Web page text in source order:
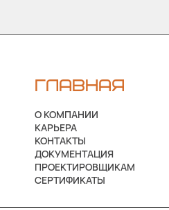
ГЛАВНАЯ
О КОМПАНИИ
КАРЬЕРА
КОНТАКТЫ
ДОКУМЕНТАЦИЯ
ПРОЕКТИРОВЩИКАМ
СЕРТИФИКАТЫ